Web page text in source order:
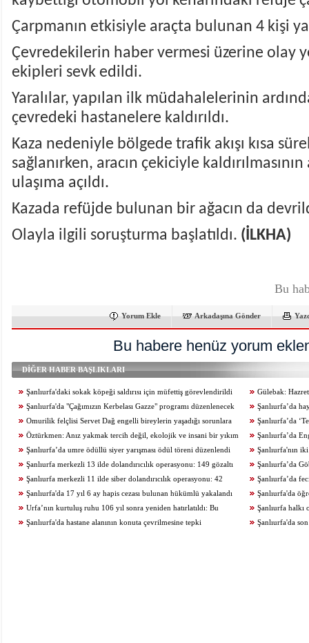
Çarpmanın etkisiyle araçta bulunan 4 kişi
Çevredekilerin haber vermesi üzerine olay
ekipleri sevk edildi.
Yaralılar, yapılan ilk müdahalelerinin
çevredeki hastanelere kaldırıldı.
Kaza nedeniyle bölgede trafik akışı kısa
sağlanırken, aracın çekiciyle
ulaşıma açıldı.
Kazada refüjde bulunan bir ağacın da
Olayla ilgili soruşturma başlatıldı. (İLKHA)
Bu
Yorum Ekle Arkadaşına Gönder
Bu habere henüz yorum
DİĞER HABER BAŞLIKLARI
Şanlıurfa'daki sokak köpeği saldırısı için müfettiş görevlendirildi
Gülebak:
Şanlıurfa'da "Çağımızın Kerbelası Gazze" programı düzenlenecek
Şanlıurfa’da
artırıldı
Omurilik felçlisi Servet Dağ engelli bireylerin yaşadığı sorunlara
dikkat çekti
Şanlıurfa’da
yapıldı
Öztürkmen: Anız yakmak tercih değil, ekolojik ve insani bir yıkım
Şanlıurfa’da
düzenlendi
Şanlıurfa’da umre ödüllü siyer yarışması ödül töreni düzenlendi
Şanlıurfa'nın
Şanlıurfa merkezli 13 ilde dolandırıcılık operasyonu: 149 gözaltı
Şanlıurfa’da
yakalandı
Şanlıurfa merkezli 11 ilde siber dolandırıcılık operasyonu: 42
gözaltı
Şanlıurfa’da
Şanlıurfa'da 17 yıl 6 ay hapis cezası bulunan hükümlü yakalandı
Şanlıurfa'da
Urfa’nın kurtuluş ruhu 106 yıl sonra yeniden hatırlatıldı: Bu
topraklar kanla ve imanla savunuldu
Şanlıurfa
Şanlıurfa'da hastane alanının konuta çevrilmesine tepki
Şanlıurfa'da